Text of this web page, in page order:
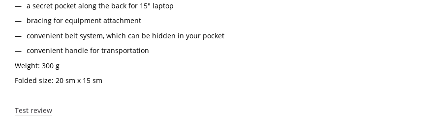
a secret pocket along the back for 15" laptop
bracing for equipment attachment
convenient belt system, which can be hidden in your pocket
convenient handle for transportation
Weight: 300 g
Folded size: 20 sm х 15 sm
Test review